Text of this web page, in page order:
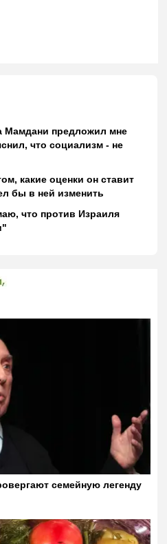
Мамдани предложил мне
что социализм - не
какие оценки он ставит
бы в ней изменить
что против Израиля